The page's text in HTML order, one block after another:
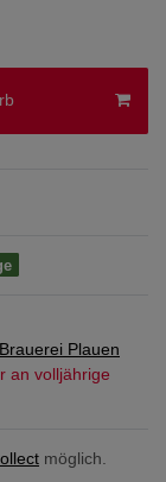
Plauen
an volljährige
möglich.